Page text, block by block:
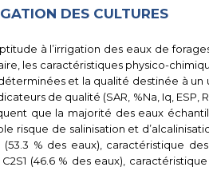
DES CULTURES
à l’irrigation des eaux de
les caractéristiques physico-
et la qualité destinée à un
de qualité (SAR, %Na, Iq, ESP,
que la majorité des eaux
de salinisation et
(53.3 % des eaux), caractéristique
(46.6 % des eaux),